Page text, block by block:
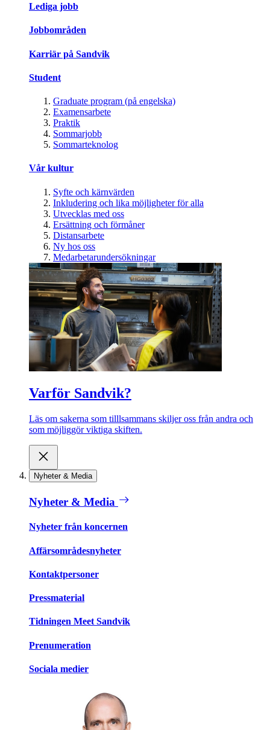
Lediga jobb
Jobbområden
Karriär på Sandvik
Student
Graduate program (på engelska)
Examensarbete
Praktik
Sommarjobb
Sommarteknolog
Vår kultur
Syfte och kärnvärden
Inkludering och lika möjligheter för alla
Utvecklas med oss
Ersättning och förmåner
Distansarbete
Ny hos oss
Medarbetarundersökningar
Varför Sandvik?
Läs om sakerna som tilllsammans skiljer oss från andra och
som möjliggör viktiga skiften.
Nyheter & Media
Nyheter & Media
Nyheter från koncernen
Affärsområdesnyheter
Kontaktpersoner
Pressmaterial
Tidningen Meet Sandvik
Prenumeration
Sociala medier